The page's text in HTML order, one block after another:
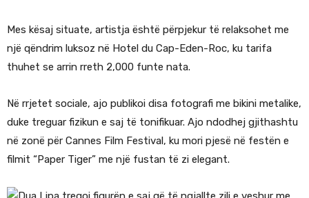
Mes kësaj situate, artistja është përpjekur të relaksohet me
një qëndrim luksoz në Hotel du Cap-Eden-Roc, ku tarifa
thuhet se arrin rreth 2,000 funte nata.
Në rrjetet sociale, ajo publikoi disa fotografi me bikini metalike,
duke treguar fizikun e saj të tonifikuar. Ajo ndodhej gjithashtu
në zonë për Cannes Film Festival, ku mori pjesë në festën e
filmit “Paper Tiger” me një fustan të zi elegant.